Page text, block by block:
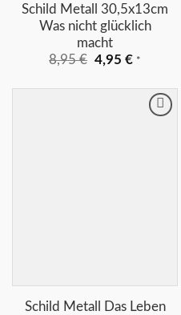
Schild Metall 30,5x13cm
Was nicht glücklich
macht
8,95€ Ursprünglicher
4,95€Aktueller
4,95 €.
*
Merkliste
Schild Metall Das Leben